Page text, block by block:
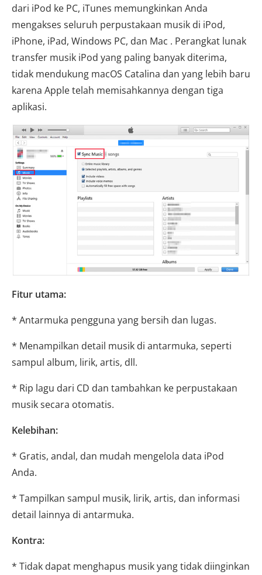
dari iPod ke PC, iTunes memungkinkan Anda
mengakses seluruh perpustakaan musik di iPod,
iPhone, iPad, Windows PC, dan Mac . Perangkat lunak
transfer musik iPod yang paling banyak diterima,
tidak mendukung macOS Catalina dan yang lebih baru
karena Apple telah memisahkannya dengan tiga
aplikasi.
Fitur utama:
* Antarmuka pengguna yang bersih dan lugas.
* Menampilkan detail musik di antarmuka, seperti
sampul album, lirik, artis, dll.
* Rip lagu dari CD dan tambahkan ke perpustakaan
musik secara otomatis.
Kelebihan:
* Gratis, andal, dan mudah mengelola data iPod
Anda.
* Tampilkan sampul musik, lirik, artis, dan informasi
detail lainnya di antarmuka.
Kontra:
* Tidak dapat menghapus musik yang tidak diinginkan